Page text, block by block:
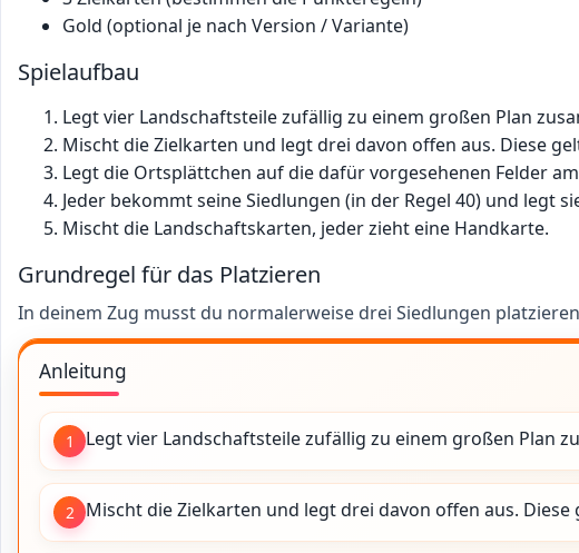
Gold (optional je nach Version / Variante)
Spielaufbau
Legt vier Landschaftsteile zufällig zu einem großen Plan
Mischt die Zielkarten und legt drei davon offen aus. Diese
Legt die Ortsplättchen auf die dafür vorgesehenen Felder
Jeder bekommt seine Siedlungen (in der Regel 40) und legt
Mischt die Landschaftskarten, jeder zieht eine Handkarte.
Grundregel für das Platzieren
In deinem Zug musst du normalerweise drei Siedlungen
Anleitung
1 Legt vier Landschaftsteile zufällig zu einem großen Plan
2 Mischt die Zielkarten und legt drei davon offen aus.